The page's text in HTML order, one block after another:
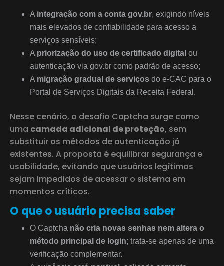
A integração com a conta gov.br, exigindo níveis
mais elevados de confiabilidade para acesso a
serviços sensíveis;
A priorização do uso de certificado digital ou
autenticação via gov.br como padrão de acesso;
A migração gradual de serviços do e-CAC para o
Portal de Serviços Digitais da Receita Federal.
Nesse cenário, o desafio Captcha surge como
uma camada adicional de proteção, sem
substituir os métodos de autenticação já
existentes. A proposta é equilibrar segurança e
usabilidade, evitando que usuários legítimos
sejam impedidos de acessar o sistema em
momentos críticos.
O que o usuário precisa saber
O Captcha não cria novas senhas nem altera o
método principal de login; trata-se apenas de uma
verificação complementar.